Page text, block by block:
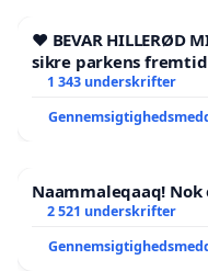
❤️ BEVAR HILLERØD
sikre parkens
1 343 underskrifter
Naammaleqaaq! Nok
2 521 underskrifter